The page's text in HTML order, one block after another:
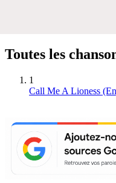
Toutes les
1
Call Me A Lioness